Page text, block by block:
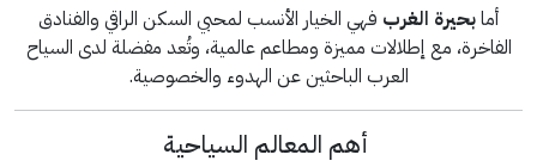
أمابحيرة الغرب فهي الخيار الأنسب لمحبي السكن الراقي والفنادق
الفاخرة، مع إطلالات مميزة ومطاعم عالمية، وتُعد مفضلة لدى السياح
العرب الباحثين عن الهدوء والخصوصية.
أهم المعالم السياحية